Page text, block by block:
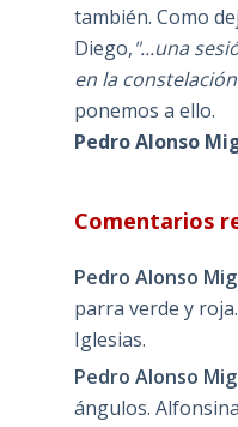
también. Como
Diego,"...una
en la
ponemos a ello.
Pedro Alonso
Comentarios
Pedro Alonso
parra verde y
Iglesias.
Pedro Alonso
ángulos.